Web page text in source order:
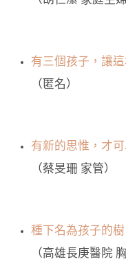
有三個孩子，讓
（匿名）
有新的思惟，才可
（蔡旻珊 家管）
種下名為孩子的
（高雄長庚醫院